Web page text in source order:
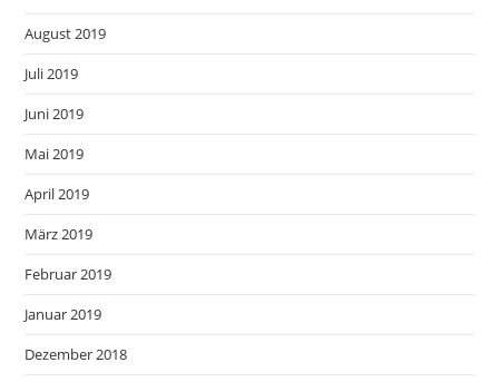
August 2019
Juli 2019
Juni 2019
Mai 2019
April 2019
März 2019
Februar 2019
Januar 2019
Dezember 2018